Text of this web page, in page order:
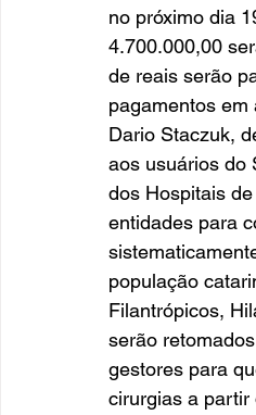
no próximo dia
4.700.000,00
de reais serão
pagamentos
Dario Staczuk,
aos usuários do
dos Hospitais
entidades para
população
Filantrópicos,
serão
gestores para
cirurgias a partir